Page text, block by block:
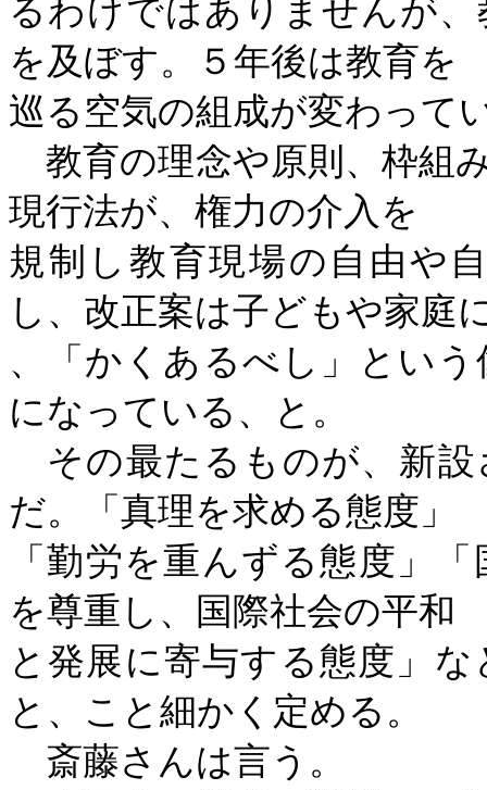
るわけではありませんが
を及ぼす。５年後は教育を
巡る空気の組成が変わって
教育の理念や原則、枠組
現行法が、権力の介入を
規制し教育現場の自由や
し、改正案は子どもや家庭
、「かくあるべし」とい
になっている、と。
その最たるものが、新設
だ。「真理を求める態度」
「勤労を重んずる態度」
を尊重し、国際社会の平和
と発展に寄与する態度」
と、こと細かく定める。
斎藤さんは言う。